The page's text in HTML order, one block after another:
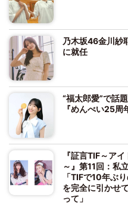
乃木坂46金川紗
に就任
“福太郎愛”で話
『めんべい25
『証言TIF～ア
～』第11回：私
「TIFで10年ぶ
を完全に引かせ
って」